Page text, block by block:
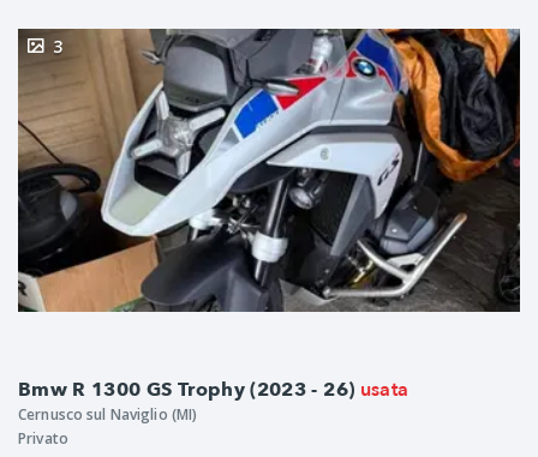
Bmw R 1300 GS Trophy (2023 - 26) usata
3
Cernusco sul Naviglio (MI)
Privato